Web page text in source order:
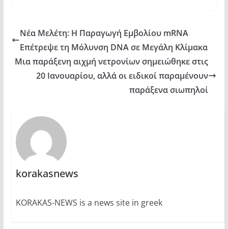
Νέα Μελέτη: Η Παραγωγή Εμβολίου mRNA
Επέτρεψε τη Μόλυνση DNA σε Μεγάλη Κλίμακα
Μια παράξενη αιχμή νετρονίων σημειώθηκε στις
20 Ιανουαρίου, αλλά οι ειδικοί παραμένουν
παράξενα σιωπηλοί
korakasnews
KORAKAS-NEWS is a news site in greek